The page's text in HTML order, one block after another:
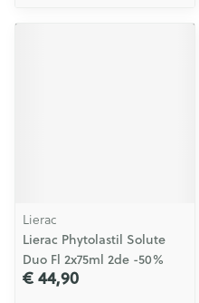
Lierac
Lierac Phytolastil Solute
Duo Fl 2x75ml 2de -50%
€ 44,90